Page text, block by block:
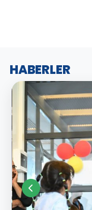
HABERLER